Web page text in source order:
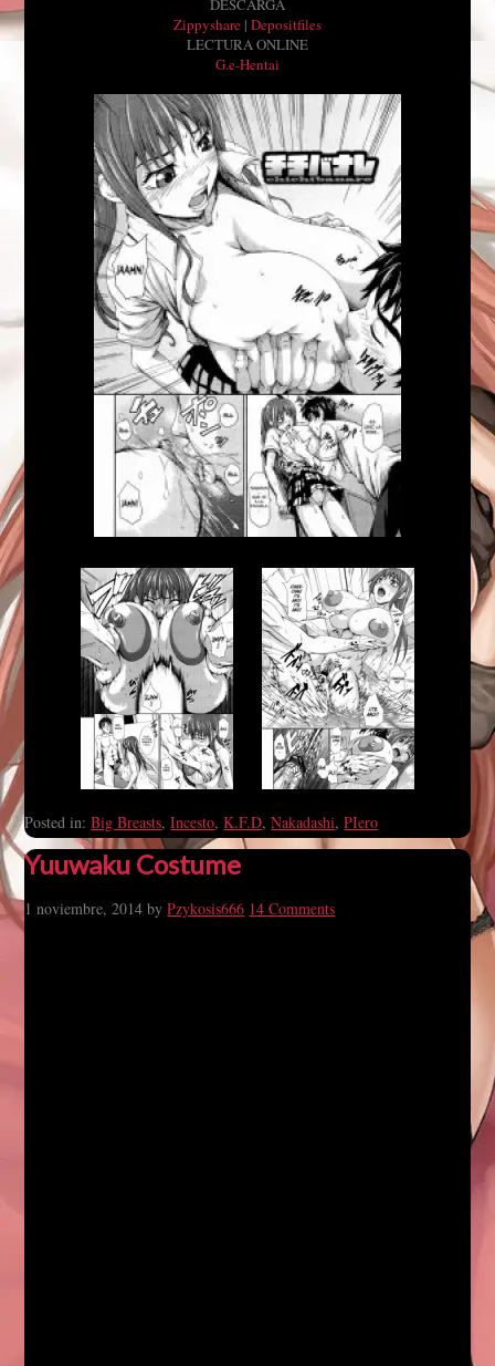
DESCARGA
Zippyshare | Depositfiles
LECTURA ONLINE
G.e-Hentai
Posted in:Big Breasts,Incesto,K.F.D,Nakadashi,PIero
Yuuwaku Costume
1 noviembre, 2014 byPzykosis666 14 Comments